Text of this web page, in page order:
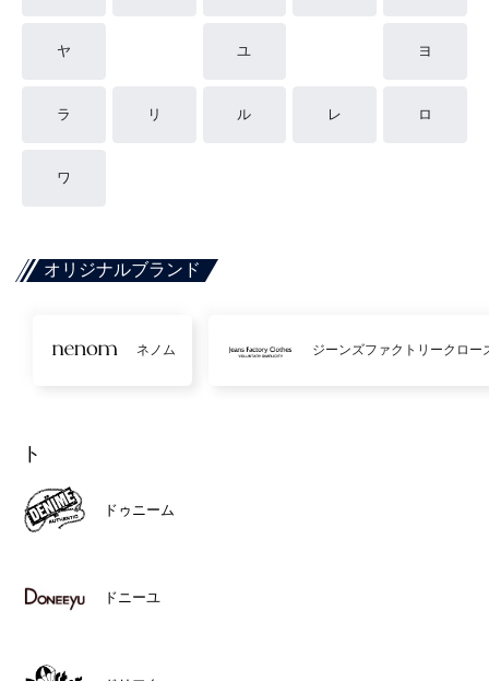
ヤ ユ ヨ
ラ リ ル レ ロ
ワ
オリジナルブランド
ネノム ジーンズファクトリークロー
ト
ドゥニーム
ドニーユ